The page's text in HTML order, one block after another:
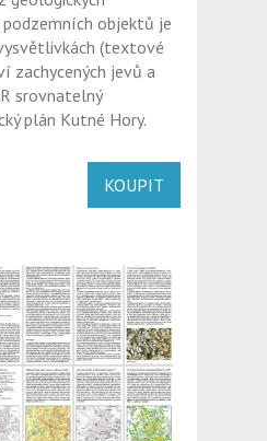
objektů je
(textové
zachycených jevů a
srovnatelný
plán Kutné Hory.
KOUPIT